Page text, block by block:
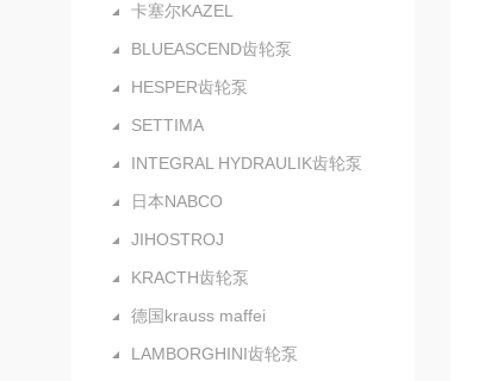
卡塞尔KAZEL
BLUEASCEND齿轮泵
HESPER齿轮泵
SETTIMA
INTEGRAL HYDRAULIK齿轮泵
日本NABCO
JIHOSTROJ
KRACTH齿轮泵
德国krauss maffei
LAMBORGHINI齿轮泵